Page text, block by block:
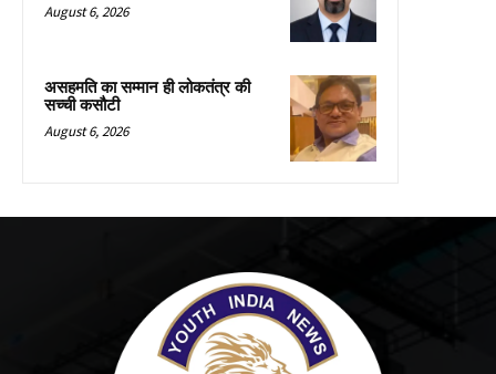
August 6, 2026
असहमति का सम्मान ही लोकतंत्र की
सच्ची कसौटी
August 6, 2026